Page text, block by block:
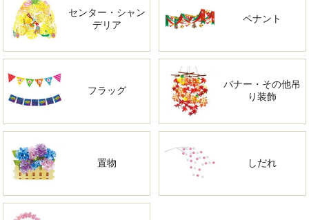
センター・シャン
デリア
ペナント
フラッグ
バナー・その他吊
り装飾
置物 しだれ